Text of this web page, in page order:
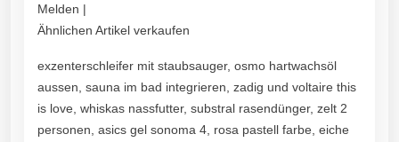
Melden |
Ähnlichen Artikel verkaufen
exzenterschleifer mit staubsauger, osmo hartwachsöl
aussen, sauna im bad integrieren, zadig und voltaire this
is love, whiskas nassfutter, substral rasendünger, zelt 2
personen, asics gel sonoma 4, rosa pastell farbe, eiche